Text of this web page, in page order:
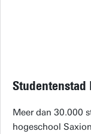
Studentenstad
Meer dan 30.000
hogeschool